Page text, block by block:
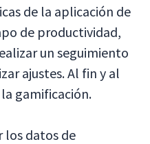
de la aplicación de
de productividad,
un seguimiento
ajustes. Al fin y al
gamificación.
los datos de